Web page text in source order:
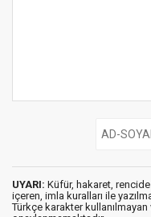
UYARI: Küfür, hakaret,
içeren, imla kuralları ile
Türkçe karakter